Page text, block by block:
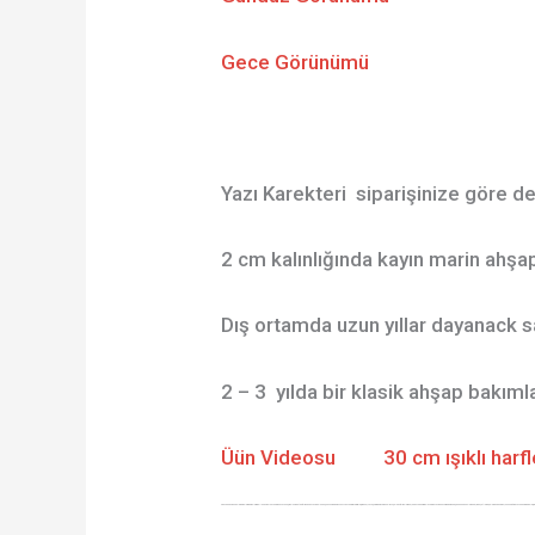
Gece Görünümü
Yazı Karekteri siparişinize göre
2 cm kalınlığında kayın marin
Dış ortamda uzun yıllar dayanack
2 – 3 yılda bir klasik ahşap
Üün Videosu 30 cm ışıklı